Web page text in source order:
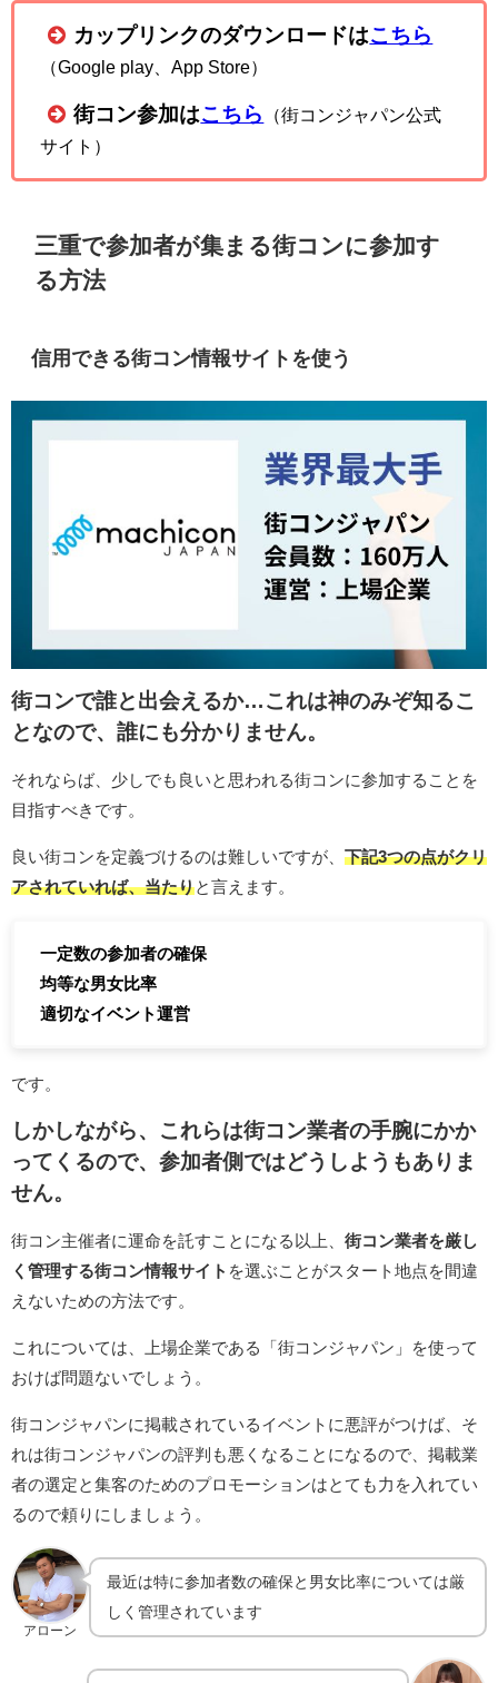
カップリンクのダウンロードはこちら
（Google play、App Store）
街コン参加はこちら
（街コンジャパン公式
サイト）
三重で参加者が集まる街コンに参加す
る方法
信用できる街コン情報サイトを使う
街コンで誰と出会えるか…これは神のみぞ知るこ
となので、誰にも分かりません。
それならば、少しでも良いと思われる街コンに参加することを
目指すべきです。
良い街コンを定義づけるのは難しいですが、 下記3つの点がクリ
アされていれば、当たりと言えます。
一定数の参加者の確保
均等な男女比率
適切なイベント運営
です。
しかしながら、これらは街コン業者の手腕にかか
ってくるので、参加者側ではどうしようもありま
せん。
街コン主催者に運命を託すことになる以上、 街コン業者を厳し
く管理する街コン情報サイト を選ぶことがスタート地点を間違
えないための方法です。
これについては、上場企業である「街コンジャパン」を使って
おけば問題ないでしょう。
街コンジャパンに掲載されているイベントに悪評がつけば、そ
れは街コンジャパンの評判も悪くなることになるので、掲載業
者の選定と集客のためのプロモーションはとても力を入れてい
るので頼りにしましょう。
アローン
最近は特に参加者数の確保と男女比率については厳
しく管理されています